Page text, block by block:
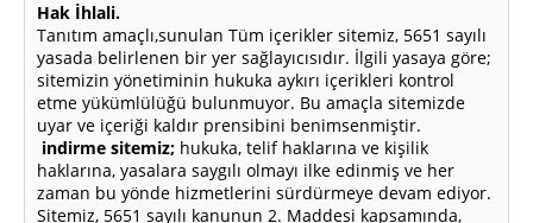
Hak İhlali.
Tanıtım amaçlı,sunulan Tüm içerikler sitemiz, 5651 sayılı
yasada belirlenen bir yer sağlayıcısıdır. İlgili yasaya göre;
sitemizin yönetiminin hukuka aykırı içerikleri kontrol
etme yükümlülüğü bulunmuyor. Bu amaçla sitemizde
uyar ve içeriği kaldır prensibini benimsenmiştir.
indirme sitemiz; hukuka, telif haklarına ve kişilik
haklarına, yasalara saygılı olmayı ilke edinmiş ve her
zaman bu yönde hizmetlerini sürdürmeye devam ediyor.
Sitemiz, 5651 sayılı kanunun 2. Maddesi kapsamında,